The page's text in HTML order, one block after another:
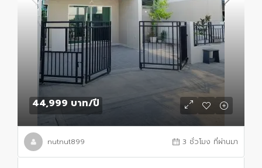
44,999 บาท/ปี
nutnut899 3 ชั่วโมง ที่ผ่านมา